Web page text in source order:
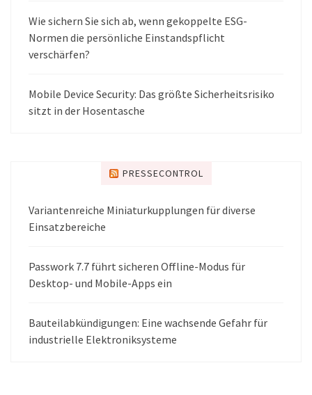
Wie sichern Sie sich ab, wenn gekoppelte ESG-
Normen die persönliche Einstandspflicht
verschärfen?
Mobile Device Security: Das größte Sicherheitsrisiko
sitzt in der Hosentasche
PRESSECONTROL
Variantenreiche Miniaturkupplungen für diverse
Einsatzbereiche
Passwork 7.7 führt sicheren Offline-Modus für
Desktop- und Mobile-Apps ein
Bauteilabkündigungen: Eine wachsende Gefahr für
industrielle Elektroniksysteme